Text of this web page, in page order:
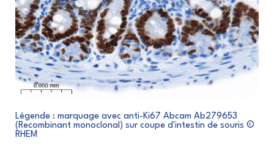
Légende : marquage avec anti-Ki67 Abcam Ab279653
(Recombinant monoclonal) sur coupe d'intestin de souris ©
RHEM